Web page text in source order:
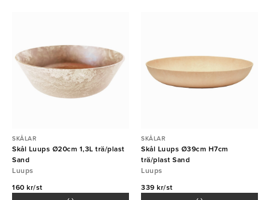
SKÅLAR
Skål Luups Ø20cm 1,3L trä/plast
Sand
Luups
160 kr/st
SKÅLAR
Skål Luups Ø39cm H7cm
trä/plast Sand
Luups
339 kr/st